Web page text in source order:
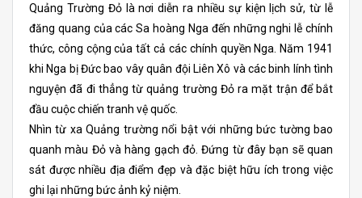
Quảng Trường Đỏ là nơi diễn ra nhiều sự kiện lịch sử, từ lễ
đăng quang của các Sa hoàng Nga đến những nghi lễ chính
thức, công cộng của tất cả các chính quyền Nga. Năm 1941
khi Nga bị Đức bao vây quân đội Liên Xô và các binh lính tình
nguyện đã đi thẳng từ quảng trường Đỏ ra mặt trận để bắt
đầu cuộc chiến tranh vệ quốc.
Nhìn từ xa Quảng trường nổi bật với những bức tường bao
quanh màu Đỏ và hàng gạch đỏ. Đứng từ đây bạn sẽ quan
sát được nhiều địa điểm đẹp và đặc biệt hữu ích trong việc
ghi lại những bức ảnh kỷ niệm.